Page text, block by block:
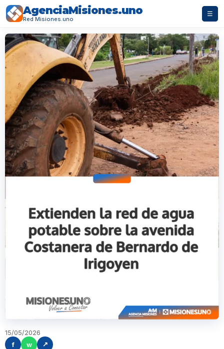
AgenciaMisiones.uno
Red Misiones.uno
☰
15/05/2026
f
w ↗